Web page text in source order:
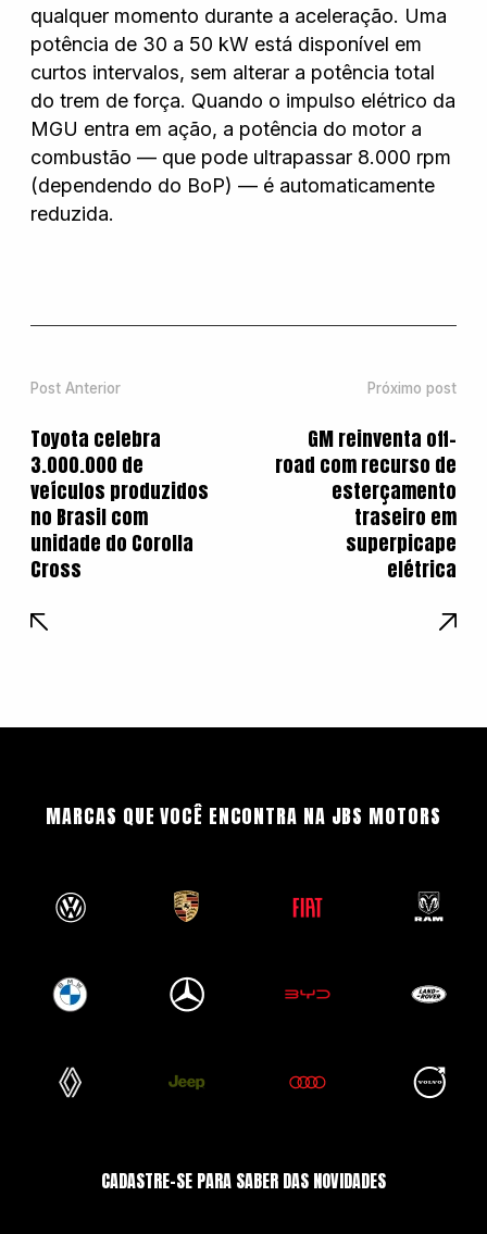
qualquer momento durante a aceleração. Uma
potência de 30 a 50 kW está disponível em
curtos intervalos, sem alterar a potência total
do trem de força. Quando o impulso elétrico da
MGU entra em ação, a potência do motor a
combustão — que pode ultrapassar 8.000 rpm
(dependendo do BoP) — é automaticamente
reduzida.
Post Anterior
Toyota celebra
3.000.000 de
veículos produzidos
no Brasil com
unidade do Corolla
Cross
Próximo post
GM reinventa off-
road com recurso de
esterçamento
traseiro em
superpicape
elétrica
MARCAS QUE VOCÊ ENCONTRA NA JBS MOTORS
CADASTRE-SE PARA SABER DAS NOVIDADES